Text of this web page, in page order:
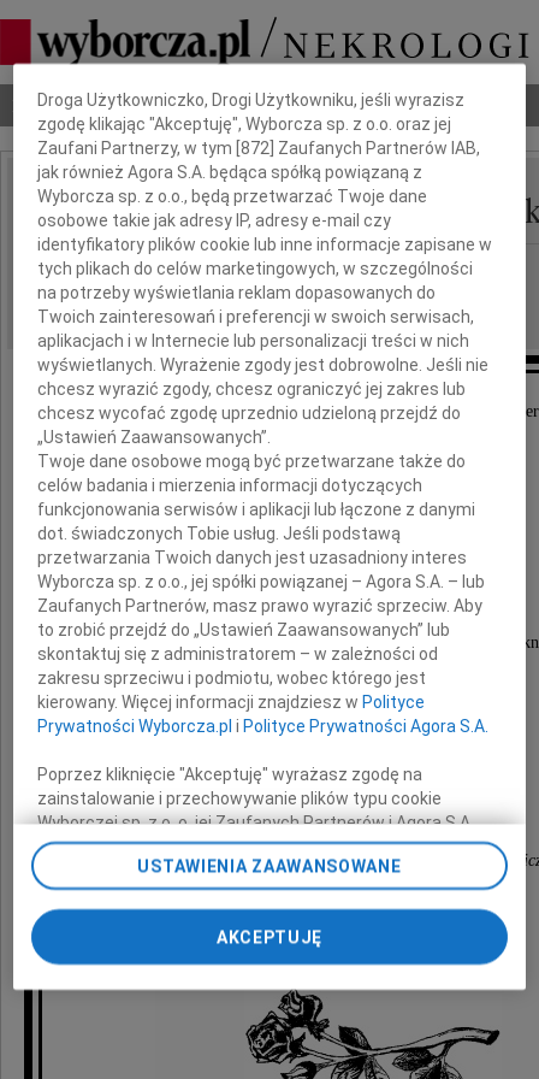
Nekrologi Odeszli Poradnik pogrzebowy
IMIĘ I NAZWISKO: Grażyna Podraza-
REGION: Kraków
DATA EMISJI: 14.06.2018
Z głębokim żalem przyjęliśmy wiadomość o
mgr
Grażyny
Podrazy-Ucińskiej
Osoby wrażliwej i mądrej, niestrudzenie poszukującej
Wyrazy głębokiego współczucia
Rodzinie i Bliskim
składa
Oddział Krakowski Polskiego Towarzystawa
Dbamy o Twoją prywatność
Droga Użytkowniczko, Drogi Użytkowniku, jeśli wyrazisz
zgodę klikając "Akceptuję", Wyborcza sp. z o.o. oraz jej
Zaufani Partnerzy, w tym [872 ] Zaufanych Partnerów IAB,
jak również Agora S.A. będąca spółką powiązaną z
Wyborcza sp. z o.o., będą przetwarzać Twoje dane
osobowe takie jak adresy IP, adresy e-mail czy
identyfikatory plików cookie lub inne informacje zapisane w
tych plikach do celów marketingowych, w szczególności
na potrzeby wyświetlania reklam dopasowanych do
Twoich zainteresowań i preferencji w swoich serwisach,
aplikacjach i w Internecie lub personalizacji treści w nich
wyświetlanych. Wyrażenie zgody jest dobrowolne. Jeśli nie
chcesz wyrazić zgody, chcesz ograniczyć jej zakres lub
chcesz wycofać zgodę uprzednio udzieloną przejdź do
„Ustawień Zaawansowanych”.
Twoje dane osobowe mogą być przetwarzane także do
celów badania i mierzenia informacji dotyczących
funkcjonowania serwisów i aplikacji lub łączone z danymi
dot. świadczonych Tobie usług. Jeśli podstawą
przetwarzania Twoich danych jest uzasadniony interes
Wyborcza sp. z o.o., jej spółki powiązanej – Agora S.A. – lub
Zaufanych Partnerów, masz prawo wyrazić sprzeciw. Aby
to zrobić przejdź do „Ustawień Zaawansowanych” lub
skontaktuj się z administratorem – w zależności od
zakresu sprzeciwu i podmiotu, wobec którego jest
kierowany. Więcej informacji znajdziesz w Polityce
Prywatności Wyborcza.pl i Polityce Prywatności Agora S.A.
Poprzez kliknięcie "Akceptuję" wyrażasz zgodę na
zainstalowanie i przechowywanie plików typu cookie
Wyborczej sp. z o. o. jej Zaufanych Partnerów i Agora S.A.
na Twoim urządzeniu końcowym. Możesz też w każdej
chwili zmienić swoje preferencje dot. plików cookie,
ponownie wywołując narzędzie do zarządzania Twoimi
preferencjami dot. przetwarzania danych poprzez
odnośnik „Ustawienia prywatności” w stopce serwisu i
przechodząc do sekcji „Ustawienia zaawansowane”.
Zmiana ustawień plików cookie możliwa jest także za
pomocą ustawień przeglądarki.
My, nasi Zaufani Partnerzy i Agora S.A. możemy
USTAWIENIA ZAAWANSOWANE
AKCEPTUJĘ